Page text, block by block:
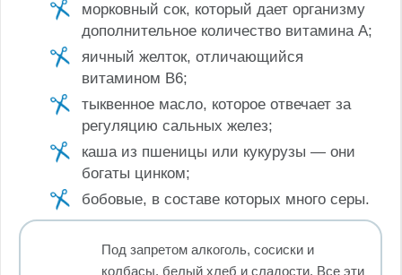
морковный сок, который дает организму
дополнительное количество витамина А;
яичный желток, отличающийся
витамином В6;
тыквенное масло, которое отвечает за
регуляцию сальных желез;
каша из пшеницы или кукурузы — они
богаты цинком;
бобовые, в составе которых много серы.
Под запретом алкоголь, сосиски и
колбасы, белый хлеб и сладости. Все эти